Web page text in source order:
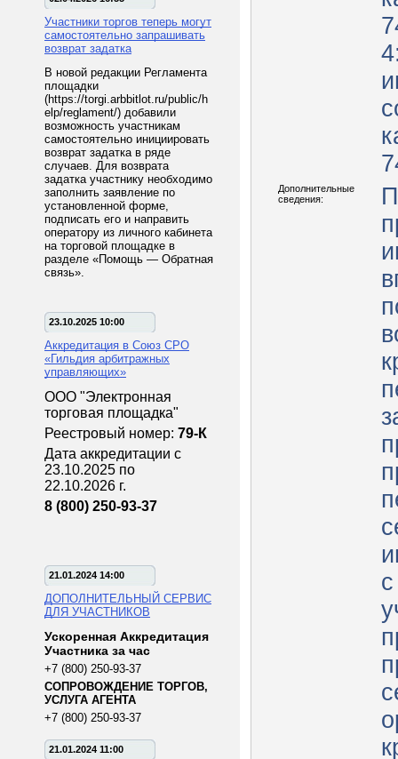
Участники торгов теперь могут
самостоятельно запрашивать
возврат задатка
В новой редакции Регламента
площадки
(https://torgi.arbbitlot.ru/public/h
elp/reglament/) добавили
возможность участникам
самостоятельно инициировать
возврат задатка в ряде
случаев. Для возврата
задатка участнику необходимо
заполнить заявление по
установленной форме,
подписать его и направить
оператору из личного кабинета
на торговой площадке в
разделе «Помощь — Обратная
связь».
23.10.2025 10:00
Аккредитация в Союз СРО
«Гильдия арбитражных
управляющих»
ООО "Электронная
торговая площадка"
Реестровый номер: 79-К
Дата аккредитации с
23.10.2025 по
22.10.2026 г.
8 (800) 250-93-37
21.01.2024 14:00
ДОПОЛНИТЕЛЬНЫЙ СЕРВИС
ДЛЯ УЧАСТНИКОВ
Ускоренная Аккредитация
Участника за час
+7 (800) 250-93-37
СОПРОВОЖДЕНИЕ ТОРГОВ,
УСЛУГА АГЕНТА
+7 (800) 250-93-37
21.01.2024 11:00
Дополнительные
сведения: